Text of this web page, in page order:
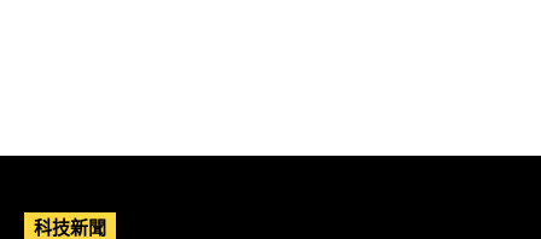
科技新聞